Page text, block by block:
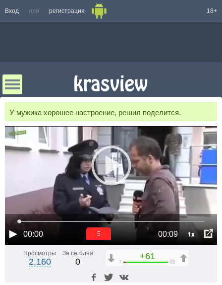
Вход или регистрация 18+
У мужика хорошее настроение, решил поделится.
00:00 00:09 1x
5
Просмотры
2,160
За сегодня
0
+61
7 68